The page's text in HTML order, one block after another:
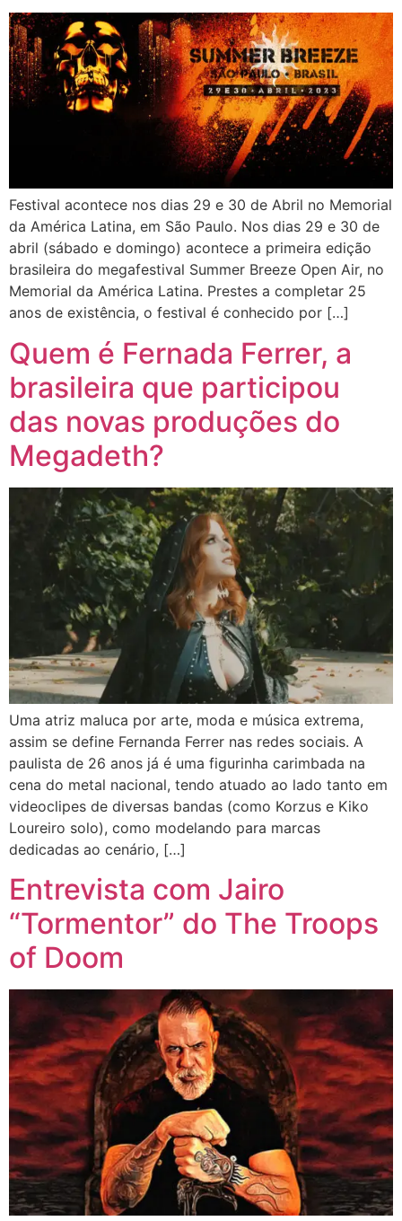
Festival acontece nos dias 29 e 30 de Abril no Memorial
da América Latina, em São Paulo. Nos dias 29 e 30 de
abril (sábado e domingo) acontece a primeira edição
brasileira do megafestival Summer Breeze Open Air, no
Memorial da América Latina. Prestes a completar 25
anos de existência, o festival é conhecido por […]
Quem é Fernada Ferrer, a
brasileira que participou
das novas produções do
Megadeth?
Uma atriz maluca por arte, moda e música extrema,
assim se define Fernanda Ferrer nas redes sociais. A
paulista de 26 anos já é uma figurinha carimbada na
cena do metal nacional, tendo atuado ao lado tanto em
videoclipes de diversas bandas (como Korzus e Kiko
Loureiro solo), como modelando para marcas
dedicadas ao cenário, […]
Entrevista com Jairo
“Tormentor” do The Troops
of Doom